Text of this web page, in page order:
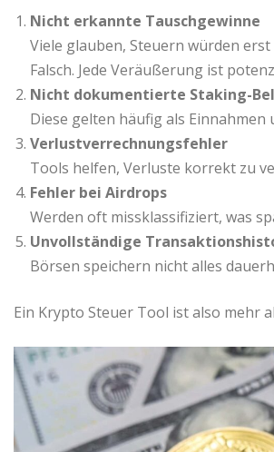
Nicht erkannte Tauschgewinne
Viele glauben, Steuern würden
Falsch. Jede Veräußerung ist
Nicht dokumentierte Staking-
Diese gelten häufig als Einnahmen
Verlustverrechnungsfehler
Tools helfen, Verluste korrekt zu
Fehler bei Airdrops
Werden oft missklassifiziert, was
Unvollständige
Börsen speichern nicht alles
Ein Krypto Steuer Tool ist also mehr